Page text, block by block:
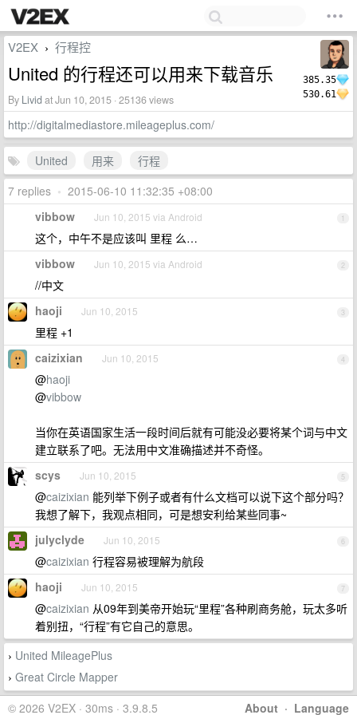
385.35
530.61
V2EX › 行程控
United 的行程还可以用来下载音乐
By Livid at Jun 10, 2015 · 25136 views
http://digitalmediastore.mileageplus.com/
United 用来
行程
7 replies • 2015-06-10 11:32:35 +08:00
1
vibbow Jun 10, 2015 via Android
这个，中午不是应该叫 里程 么…
2
vibbow Jun 10, 2015 via Android
//中文
3
haoji Jun 10, 2015
里程 +1
4
caizixian Jun 10, 2015
@haoji
@vibbow
当你在英语国家生活一段时间后就有可能没必要将某个词与中文
建立联系了吧。无法用中文准确描述并不奇怪。
5
scys Jun 10, 2015
@caizixian 能列举下例子或者有什么文档可以说下这个部分吗？
我想了解下，我观点相同，可是想安利给某些同事~
6
julyclyde Jun 10, 2015
@caizixian 行程容易被理解为航段
7
haoji Jun 10, 2015
@caizixian 从09年到美帝开始玩“里程”各种刷商务舱，玩太多听
着别扭，“行程”有它自己的意思。
› United MileagePlus
› Great Circle Mapper
About · Language
© 2026 V2EX · 30ms · 3.9.8.5